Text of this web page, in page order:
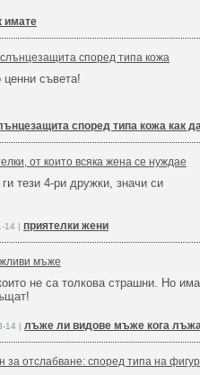
имате
според типа кожа
ценни съвета!
според типа кожа как
от които всяка жена се нуждае
тези 4-ри дружки, значи си
14 | приятелки жени
мъже
не са толкова страшни. Но има
14 | лъже ли видове мъже кога
за отслабване: според типа на